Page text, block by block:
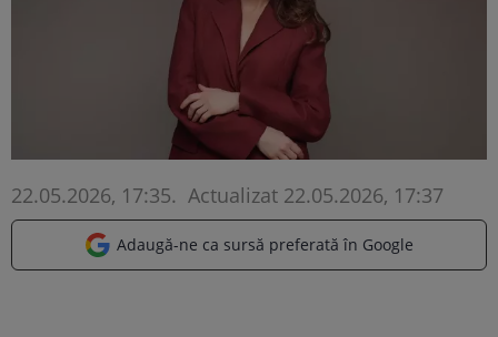
22.05.2026, 17:35. Actualizat 22.05.2026, 17:37
Adaugă-ne ca sursă preferată în Google